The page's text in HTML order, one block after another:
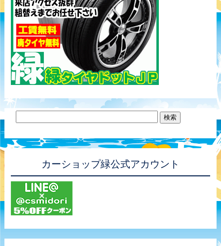
カーショップ緑公式アカウント